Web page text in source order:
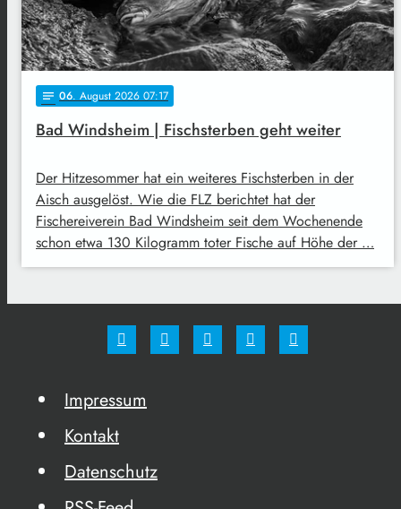
notes 06. August 2026 07:17
Bad Windsheim | Fischsterben geht weiter
Der Hitzesommer hat ein weiteres Fischsterben in der
Aisch ausgelöst. Wie die FLZ berichtet hat der
Fischereiverein Bad Windsheim seit dem Wochenende
schon etwa 130 Kilogramm toter Fische auf Höhe der …
Impressum
Kontakt
Datenschutz